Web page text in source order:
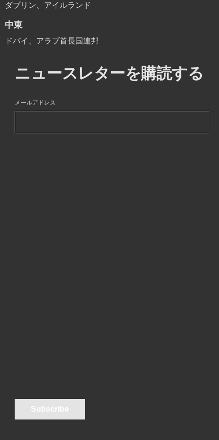
ダブリン、アイルランド
中東
ドバイ、アラブ首長国連邦
ニュースレターを購読する
メールアドレス